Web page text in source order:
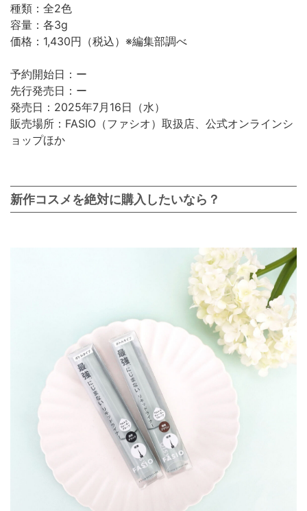
種類：全2色
容量：各3g
価格：1,430円（税込）※編集部調べ
予約開始日：ー
先行発売日：ー
発売日：2025年7月16日（水）
販売場所：FASIO（ファシオ）取扱店、公式オンラインシ
ョップほか
新作コスメを絶対に購入したいなら？